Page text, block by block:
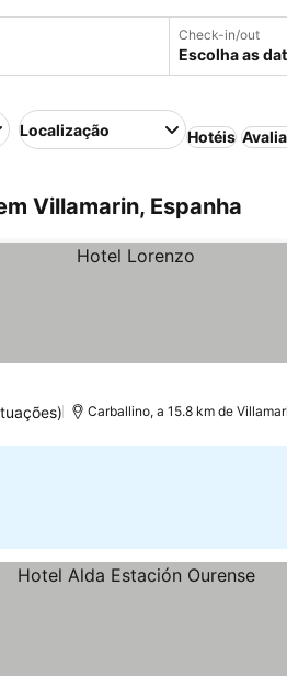
Check-in/out
Escolha as
Localização Hotéis
Villamarin, Espanha
Carballino, a 15.8 km de